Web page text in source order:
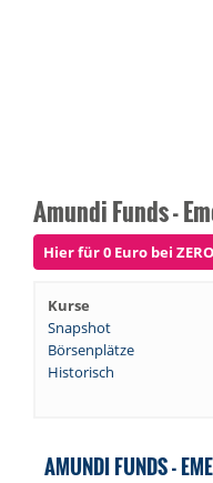
Amundi Funds -
Hier für 0 Euro bei
Kurse
Snapshot
Börsenplätze
Historisch
AMUNDI FUNDS -